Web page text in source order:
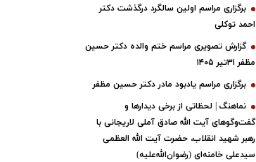
برگزاری مراسم اولین سالگرد درگذشت دکتر
احمد توکلی
گزارش تصویری مراسم ختم والده دکتر حسین
مظفر ۳۱تیر ۱۴۰۵
برگزاری مراسم یادبود مادر دکتر حسین مظفر
نماهنگ | لحظاتی از برخی دیدارها و
گفت‌وگوهای آیت ‌الله صادق آملی لاریجانی با
رهبر شهید انقلاب، حضرت آیت‌ الله العظمی
سیدعلی خامنه‌ای (رضوان‌الله‌علیه)